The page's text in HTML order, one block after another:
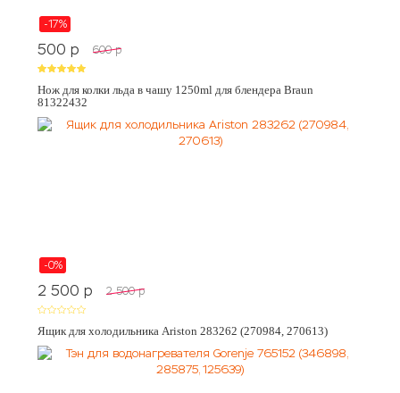
-17%
500 p 600 p
Нож для колки льда в чашу 1250ml для блендера Braun
81322432
-0%
2 500 p 2 500 p
Ящик для холодильника Ariston 283262 (270984, 270613)